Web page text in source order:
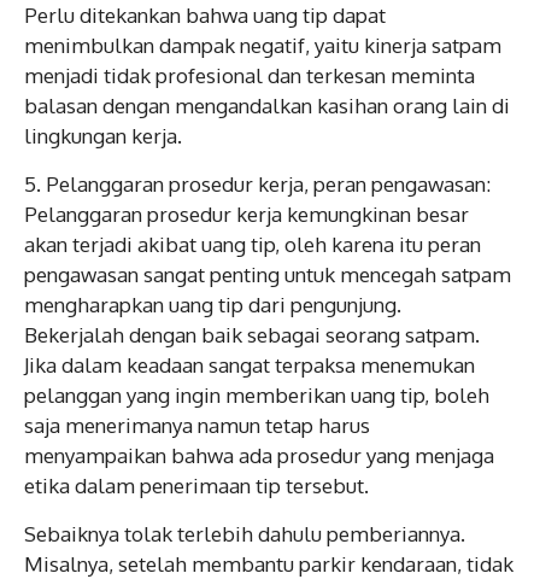
Perlu ditekankan bahwa uang tip dapat
menimbulkan dampak negatif, yaitu kinerja satpam
menjadi tidak profesional dan terkesan meminta
balasan dengan mengandalkan kasihan orang lain di
lingkungan kerja.
5.⁠ ⁠Pelanggaran prosedur kerja, peran pengawasan:
Pelanggaran prosedur kerja kemungkinan besar
akan terjadi akibat uang tip, oleh karena itu peran
pengawasan sangat penting untuk mencegah satpam
mengharapkan uang tip dari pengunjung.
Bekerjalah dengan baik sebagai seorang satpam.
Jika dalam keadaan sangat terpaksa menemukan
pelanggan yang ingin memberikan uang tip, boleh
saja menerimanya namun tetap harus
menyampaikan bahwa ada prosedur yang menjaga
etika dalam penerimaan tip tersebut.
Sebaiknya tolak terlebih dahulu pemberiannya.
Misalnya, setelah membantu parkir kendaraan, tidak